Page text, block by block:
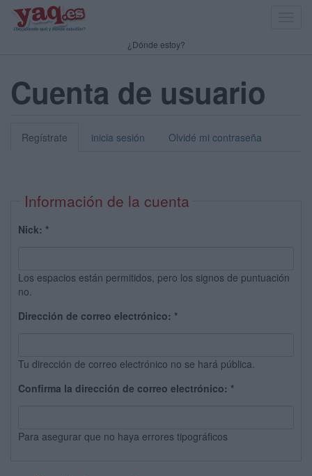
¿Dónde estoy?
Cuenta de usuario
Regístrate inicia sesión Olvidé mi contraseña
Información de la cuenta
Nick: *
Los espacios están permitidos, pero los signos de puntuación
no.
Dirección de correo electrónico: *
Tu dirección de correo electrónico no se hará pública.
Confirma la dirección de correo electrónico: *
Para asegurar que no haya errores tipográficos